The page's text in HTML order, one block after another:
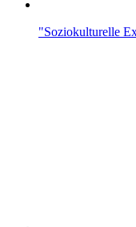
"Soziokulturelle